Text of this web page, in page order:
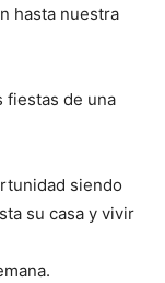
hasta nuestra
fiestas de una
siendo
su casa y vivir